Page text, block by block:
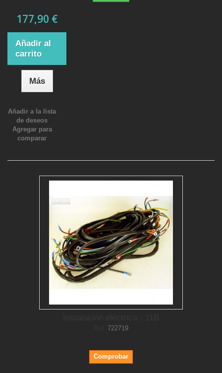
177,90 €
Añadir al
carrito
Más
Añadir a la lista
de deseos
Agregar para
comparar
722719
Comprobar